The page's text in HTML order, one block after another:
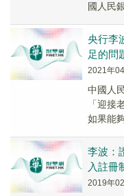
國人民
央行李
足的問
2021年
中國人
「迎接
如果能
的...
李波：
入註冊
2019年